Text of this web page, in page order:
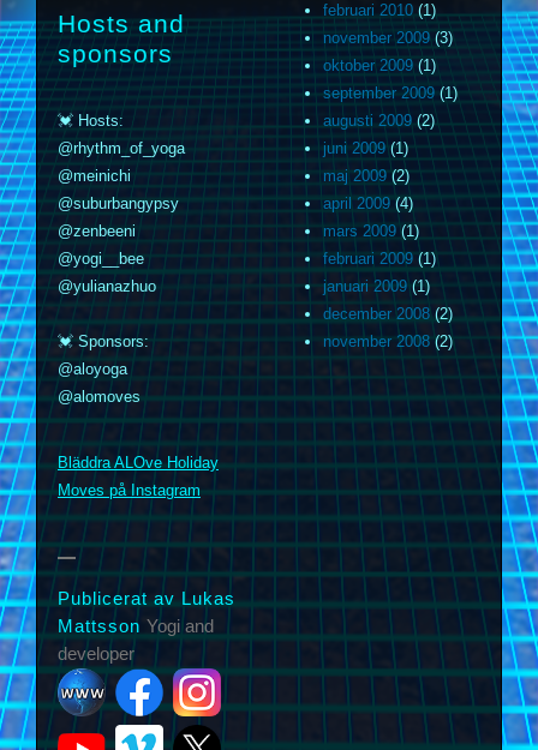
Hosts and
sponsors
💓 Hosts:
@rhythm_of_yoga
@meinichi
@suburbangypsy
@zenbeeni
@yogi__bee
@yulianazhuo
💓 Sponsors:
@aloyoga
@alomoves
Bläddra ALOve Holiday
Moves på Instagram
Publicerat av Lukas
Mattsson Yogi and
developer
februari 2010(1)
november 2009 (3)
oktober 2009 (1)
september 2009 (1)
augusti 2009(2)
juni 2009(1)
maj 2009(2)
april 2009 (4)
mars 2009 (1)
februari 2009 (1)
januari 2009(1)
december 2008(2)
november 2008 (2)